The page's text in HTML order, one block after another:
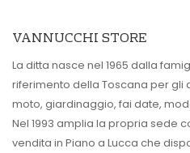
VANNUCCHI STORE
La ditta nasce nel 1965 dalla
riferimento della Toscana per gli
moto, giardinaggio, fai date,
Nel 1993 amplia la propria sede
vendita in Piano a Lucca che